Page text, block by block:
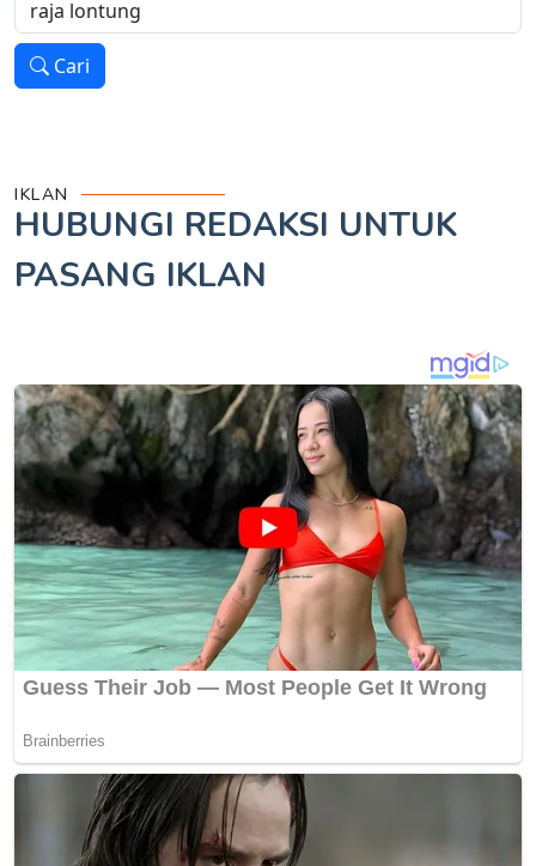
Cari
IKLAN
HUBUNGI REDAKSI UNTUK
PASANG IKLAN